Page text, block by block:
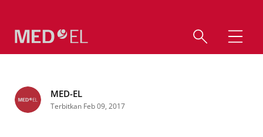
MED-EL
Terbitkan Feb 09, 2017